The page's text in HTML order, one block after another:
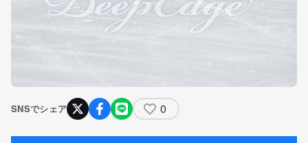
SNSでシェア 0